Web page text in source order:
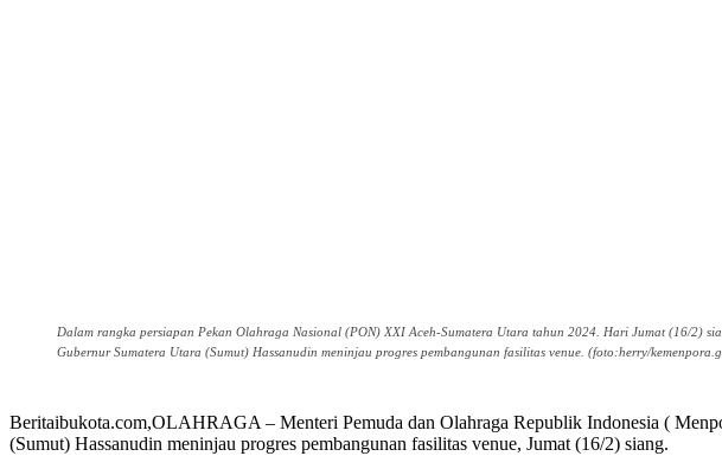
Dalam rangka persiapan Pekan Olahraga Nasional (PON) XXI Aceh-Sumatera Utara tahun 2024. Hari Jumat (16/2)
Gubernur Sumatera Utara (Sumut) Hassanudin meninjau progres pembangunan fasilitas venue. (foto:herry/
Beritaibukota.com,OLAHRAGA – Menteri Pemuda dan Olahraga Republik Indonesia (
(Sumut) Hassanudin meninjau progres pembangunan fasilitas venue, Jumat (16/2) siang.